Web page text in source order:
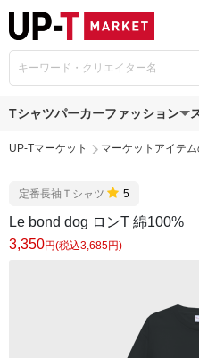
Tシャツパーカーファッション
UP-Tマーケット マーケットアイテ
定番長袖Ｔシャツ 5
Le bond dog ロンT 綿100%
3,350円(税込3,685円)